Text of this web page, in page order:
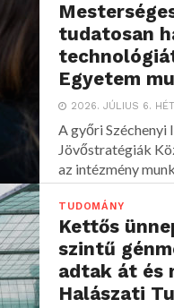
tudatosan
Egyetem
2026. JÚLIUS 6.
A győri Széchenyi
Jövőstratégiák
az intézmény
TUDOMÁNY
Kettős
szintű
adtak át és
Halászati